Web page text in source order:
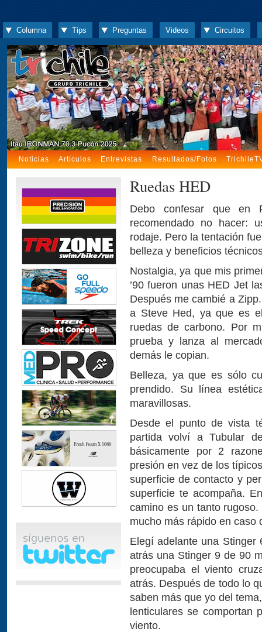
Columna Tips Preguntas Videos Circuitos
Noticias Artículos Entrevistas Resultados/Fotos
Ruedas HED
Debo confesar que en
recomendado no hacer:
rodaje. Pero la tentación
belleza y beneficios
Nostalgia, ya que mis
’90 fueron unas HED Jet
Después me cambié a
a Steve Hed, ya que es
ruedas de carbono. Por
prueba y lanza al
demás le copian.
Belleza, ya que es sólo
prendido. Su línea
maravillosas.
Desde el punto de vista
partida volví a Tubular
básicamente por 2
presión en vez de los
superficie de contacto y
superficie te acompaña.
camino es un tanto
mucho más rápido en caso
Elegí adelante una
atrás una Stinger 9 de 90
preocupaba el viento
atrás. Después de todo lo
saben más que yo del
lenticulares se comportan
viento.